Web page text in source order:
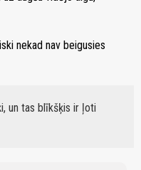
nekad nav beigusies
un tas blīkšķis ir ļoti